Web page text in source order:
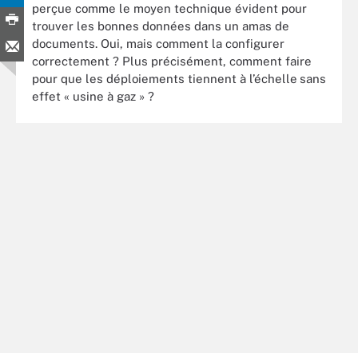
perçue comme le moyen technique évident pour
trouver les bonnes données dans un amas de
documents. Oui, mais comment la configurer
correctement ? Plus précisément, comment faire
pour que les déploiements tiennent à l’échelle sans
effet « usine à gaz » ?